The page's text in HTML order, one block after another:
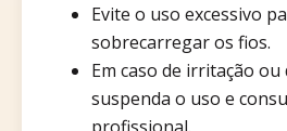
Evite o uso excessivo
sobrecarregar os fios.
Em caso de irritação
suspenda o uso e
profissional.​